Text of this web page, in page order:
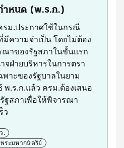
ากมีผู้ร้องเรียน)
ปรมาภิไธย
เบกษา
ะเวลาดำเนินงานในกระบวนการยุติธ
วาระ 1)
วามผิดเกี่ยวกับคอมพิวเตอร์ พ.ศ. 2560
ำหนด (พ.ร.ก.)
รม.ประกาศใช้ในกรณี
ความจำเป็น โดยไม่ต้อง
ณาของรัฐสภาในขั้นแรก
จฝ่ายบริหารในการตรา
าะของรัฐบาลในยาม
พ.ร.ก.แล้ว ครม.ต้องเสนอ
ฐสภาเพื่อให้พิจารณา
ว
.
พระมหากษัตริย์